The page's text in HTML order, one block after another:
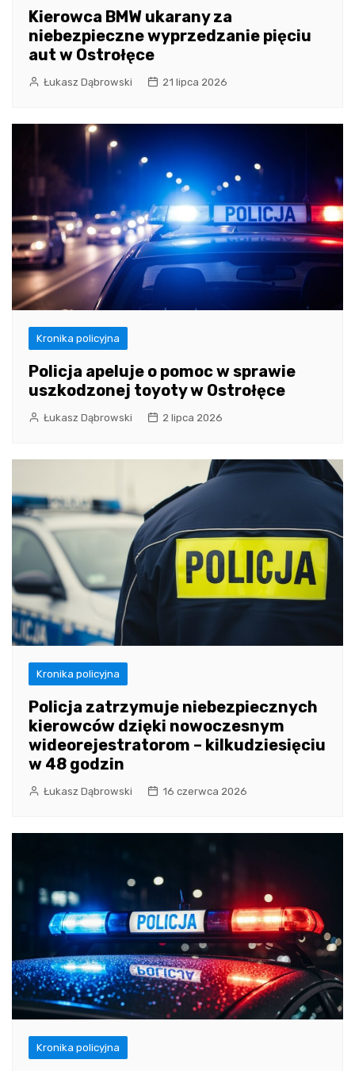
Kierowca BMW ukarany za
niebezpieczne wyprzedzanie pięciu
aut w Ostrołęce
Łukasz Dąbrowski 21 lipca 2026
Kronika policyjna
Policja apeluje o pomoc w sprawie
uszkodzonej toyoty w Ostrołęce
Łukasz Dąbrowski 2 lipca 2026
Kronika policyjna
Policja zatrzymuje niebezpiecznych
kierowców dzięki nowoczesnym
wideorejestratorom – kilkudziesięciu
w 48 godzin
Łukasz Dąbrowski 16 czerwca 2026
Kronika policyjna